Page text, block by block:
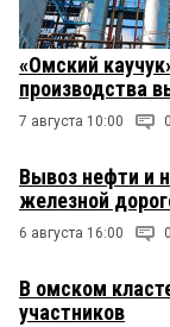
«Омский
производства
7 августа 10:00 0
Вывоз нефти и
железной
6 августа 16:00 0
В омском
участников